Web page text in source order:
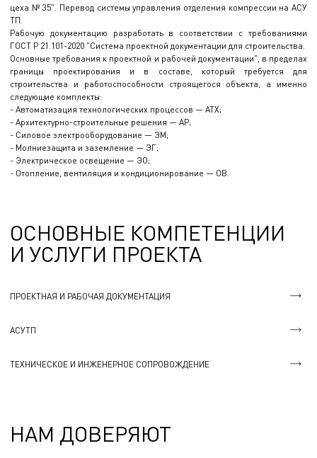
цеха № 35". Перевод системы управления отделения компрессии на АСУ
ТП.
Рабочую документацию разработать в соответствии с требованиями
ГОСТ Р 21.101-2020 "Система проектной документации для строительства.
Основные требования к проектной и рабочей документации", в пределах
границы проектирования и в составе, который требуется для
строительства и работоспособности строящегося объекта, а именно
следующие комплекты:
- Автоматизация технологических процессов — АТХ;
- Архитектурно-строительные решения — АР;
- Силовое электрооборудование — ЭМ;
- Молниезащита и заземление — ЭГ;
- Электрическое освещение — ЭО;
- Отопление, вентиляция и кондиционирование — ОВ.
ОСНОВНЫЕ КОМПЕТЕНЦИИ
И УСЛУГИ ПРОЕКТА
ПРОЕКТНАЯ И РАБОЧАЯ ДОКУМЕНТАЦИЯ
АСУТП
ТЕХНИЧЕСКОЕ И ИНЖЕНЕРНОЕ СОПРОВОЖДЕНИЕ
НАМ ДОВЕРЯЮТ